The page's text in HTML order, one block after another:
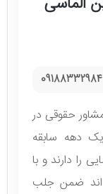
09188332984
حقوقی در
دهه سابقه
را دارند و با
اند ضمن جلب